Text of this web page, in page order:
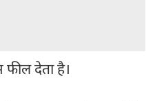
देता है।